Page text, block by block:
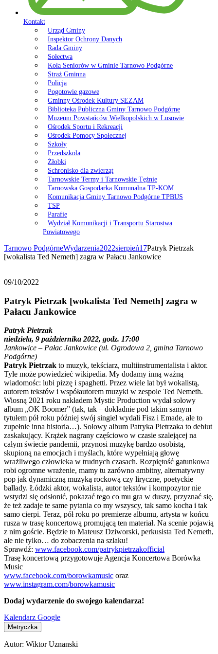
Kontakt
Urząd Gminy
Inspektor Ochrony Danych
Rada Gminy
Sołectwa
Koła Seniorów w Gminie Tarnowo Podgórne
Straż Gminna
Policja
Pogotowie gazowe
Gminny Ośrodek Kultury SEZAM
Biblioteka Publiczna Gminy Tarnowo Podgórne
Muzeum Powstańców Wielkopolskich w Lusowie
Ośrodek Sportu i Rekreacji
Ośrodek Pomocy Społecznej
Szkoły
Przedszkola
Żłobki
Schronisko dla zwierząt
Tarnowskie Termy i Tarnowskie Tężnie
Tarnowska Gospodarka Komunalna TP-KOM
Komunikacja Gminy Tarnowo Podgórne TPBUS
TSP
Parafie
Wydział Komunikacji i Transportu Starostwa
Powiatowego
Tarnowo PodgórneWydarzenia2022sierpień17Patryk Pietrzak
[wokalista Ted Nemeth] zagra w Pałacu Jankowice
09/10/2022
Patryk Pietrzak [wokalista Ted Nemeth] zagra w
Pałacu Jankowice
Patryk Pietrzak
niedziela, 9 października 2022, godz. 17:00
Jankowice – Pałac Jankowice (ul. Ogrodowa 2, gmina Tarnowo
Podgórne)
Patryk Pietrzak to muzyk, tekściarz, multiinstrumentalista i aktor.
Tyle może powiedzieć wikipedia. My dodamy inną ważną
wiadomośc: lubi pizzę i spaghetti. Przez wiele lat był wokalistą,
autorem tekstów i współautorem muzyki w zespole Ted Nemeth.
Wiosną 2021 roku nakładem Mystic Production wydał solowy
album „OK Boomer” (tak, tak – dokładnie pod takim samym
tytułem pół roku później swój singiel wydali Fisz i Emade, ale to
zupełnie inna historia…). Solowy album Patryka Pietrzaka to debiut
zaskakujący. Krążek nagrany częściowo w czasie szalejącej na
całym świecie pandemii, przynosi muzykę bardzo osobistą,
skupioną na emocjach i myślach, które wypełniają głowę
wrażliwego człowieka w trudnych czasach. Rozpiętość gatunkowa
robi ogromne wrażenie, mamy tu zarówno ambitny, alternatywny
pop jak dynamiczną muzyką rockową czy liryczne, poetyckie
ballady. Łódzki aktor, wokalista, autor tekstów i kompozytor nie
wstydzi się odsłonić, pokazać tego co mu gra w duszy, przyznać się,
że też zadaje te same pytania co my wszyscy, tak samo kocha i tak
samo cierpi. Teraz, pół roku po premierze albumu, artysta w końcu
rusza w trasę koncertową promującą ten materiał. Na scenie pojawią
z nim goście. Będzie to Mateusz Dziworski, perkusista Ted Nemeth,
ale nie tylko… do zobaczenia na szlaku!
Sprawdź: www.facebook.com/patrykpietrzakofficial
Trasę koncertową przygotowuje Agencja Koncertowa Borówka
Music
www.facebook.com/borowkamusic oraz
www.instagram.com/borowkamusic
Dodaj wydarzenie do swojego kalendarza!
Kalendarz Google
Metryczka
Autor: Wiktor Uznanski